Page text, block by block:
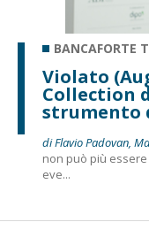
BANCAFORTE
Violato
Collection
strumento
di Flavio Padovan,
non può più
eve...